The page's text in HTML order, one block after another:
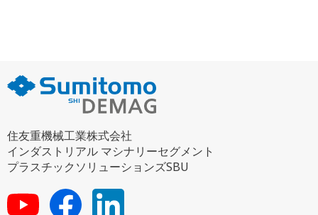
住友重機械工業株式会社
インダストリアル マシナリーセグメント
プラスチックソリューションズSBU